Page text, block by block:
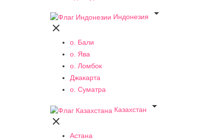
Индонезия


о. Бали
о. Ява
о. Ломбок
Джакарта
о. Суматра
Казахстан


Астана